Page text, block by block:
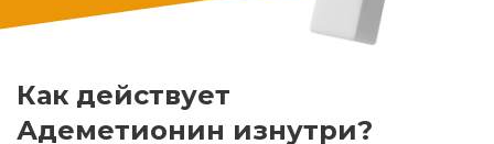
Как действует
Адеметионин изнутри?